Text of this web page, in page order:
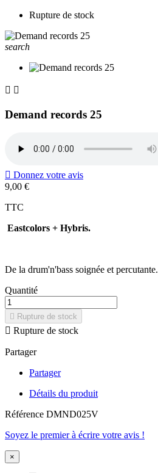
Rupture de stock
search
 
Demand records 25
 Donnez votre avis
9,00 €
TTC
Eastcolors + Hybris.
De la drum'n'bass soignée et percutante.
Quantité
 Rupture de stock
 Rupture de stock
Partager
Partager
Détails du produit
Référence DMND025V
Soyez le premier à écrire votre avis !
×